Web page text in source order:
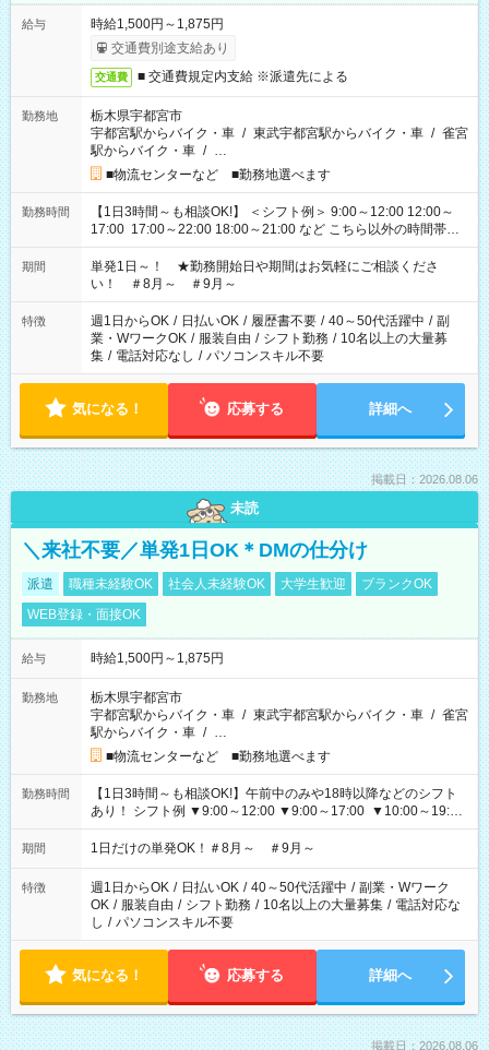
給与
時給1,500円～1,875円
交通費別途支給あり
交通費 ■ 交通費規定内支給 ※派遣先による
勤務地
栃木県宇都宮市
宇都宮駅からバイク・車 / 東武宇都宮駅からバイク・車 / 雀宮
駅からバイク・車 / …
■物流センターなど ■勤務地選べます
勤務時間
【1日3時間～も相談OK!】 ＜シフト例＞ 9:00～12:00 12:00～
17:00 17:00～22:00 18:00～21:00 など こちら以外の時間帯も
お気軽にご相談ください！
期間
単発1日～！ ★勤務開始日や期間はお気軽にご相談くださ
い！ ＃8月～ ＃9月～
特徴 週1日からOK / 日払いOK / 履歴書不要 / 40～50代活躍中 / 副
業・WワークOK / 服装自由 / シフト勤務 / 10名以上の大量募
集 / 電話対応なし / パソコンスキル不要
気になる！ 応募する 詳細へ
掲載日：2026.08.06
未読
＼来社不要／単発1日OK＊DMの仕分け
派遣 職種未経験OK 社会人未経験OK 大学生歓迎
ブランクOK
WEB登録・面接OK
給与 時給1,500円～1,875円
勤務地
栃木県宇都宮市
宇都宮駅からバイク・車 / 東武宇都宮駅からバイク・車 / 雀宮
駅からバイク・車 / …
■物流センターなど ■勤務地選べます
勤務時間
【1日3時間～も相談OK!】午前中のみや18時以降などのシフト
あり！ シフト例 ▼9:00～12:00 ▼9:00～17:00 ▼10:00～19:00
▼18:00～21:00
期間 1日だけの単発OK！＃8月～ ＃9月～
特徴 週1日からOK / 日払いOK / 40～50代活躍中 / 副業・Wワーク
OK / 服装自由 / シフト勤務 / 10名以上の大量募集 / 電話対応な
し / パソコンスキル不要
気になる！ 応募する 詳細へ
掲載日：2026.08.06